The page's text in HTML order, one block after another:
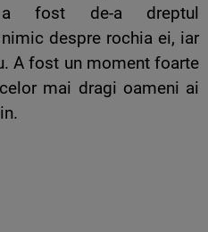
a fost de-a dreptul
despre rochia ei, iar
A fost un moment foarte
mai dragi oameni ai